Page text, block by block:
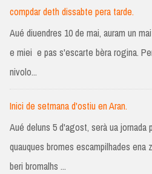
compdar deth dissabte pera tarde.
Aué diuendres 10 de mai, auram un
e miei e pas s'escarte bèra rogina.
nivolo...
Inici de setmana d'ostiu en Aran.
Aué deluns 5 d'agost, serà ua jornada
quauques bromes escampilhades ena
beri bromalhs ...